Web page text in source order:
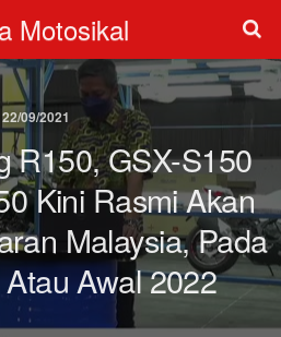
Motosikal
22/09/2021
R150, GSX-S150
Kini Rasmi Akan
Malaysia, Pada
Awal 2022